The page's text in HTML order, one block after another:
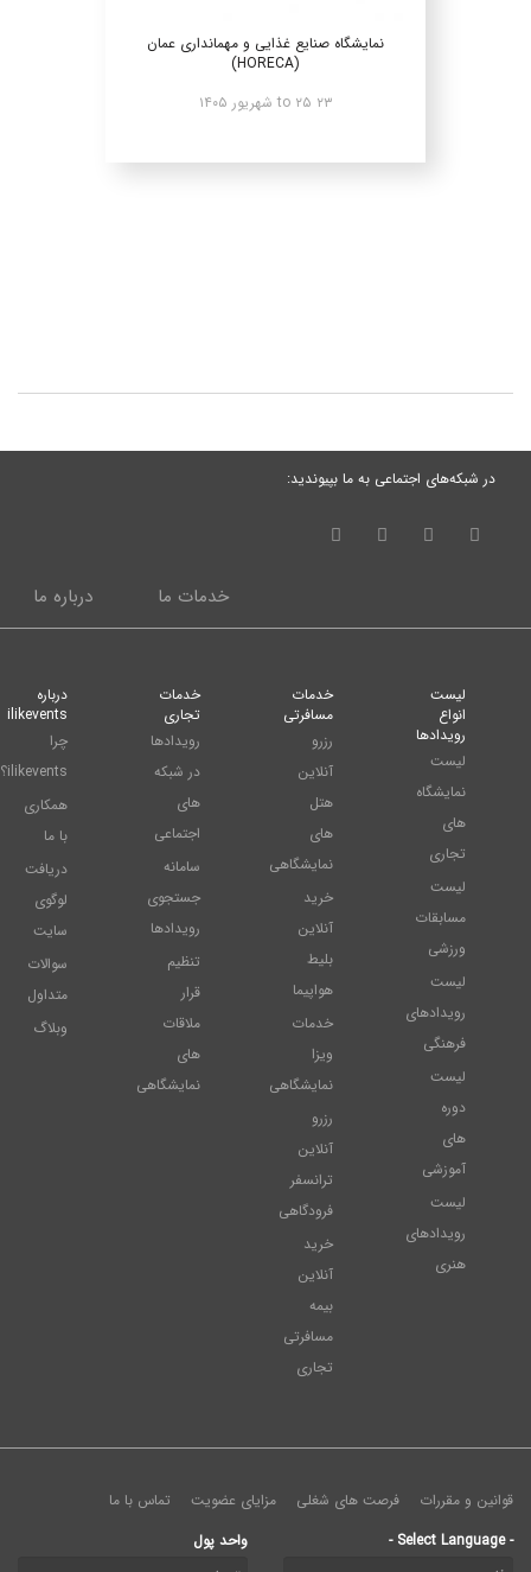
نمایشگاه صنایع غذایی و مهمانداری عمان
(HORECA)
۲۳ to ۲۵ شهریور ۱۴۰۵
در شبکه‌های اجتماعی به ما بپیوندید:
درباره ما خدمات ما
درباره
ilikevents
چرا
ilikevents؟
همکاری
با ما
دریافت
لوگوی
سایت
سوالات
متداول
وبلاگ
خدمات
تجاری
رویدادها
در شبکه
های
اجتماعی
سامانه
جستجوی
رویدادها
تنظیم
قرار
ملاقات
های
نمایشگاهی
خدمات
مسافرتی
رزرو
آنلاین
هتل
های
نمایشگاهی
خرید
آنلاین
بلیط
هواپیما
خدمات
ویزا
نمایشگاهی
رزرو
آنلاین
ترانسفر
فرودگاهی
خرید
آنلاین
بیمه
مسافرتی
تجاری
لیست
انواع
رویدادها
لیست
نمایشگاه
های
تجاری
لیست
مسابقات
ورزشی
لیست
رویدادهای
فرهنگی
لیست
دوره
های
آموزشی
لیست
رویدادهای
هنری
قوانین و مقررات فرصت های شغلی مزایای عضویت
تماس با ما
واحد پول
- Select Language -